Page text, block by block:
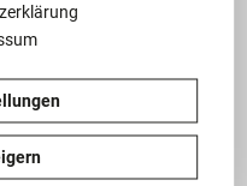
sich an